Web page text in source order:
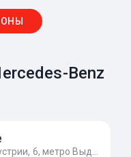
Benz